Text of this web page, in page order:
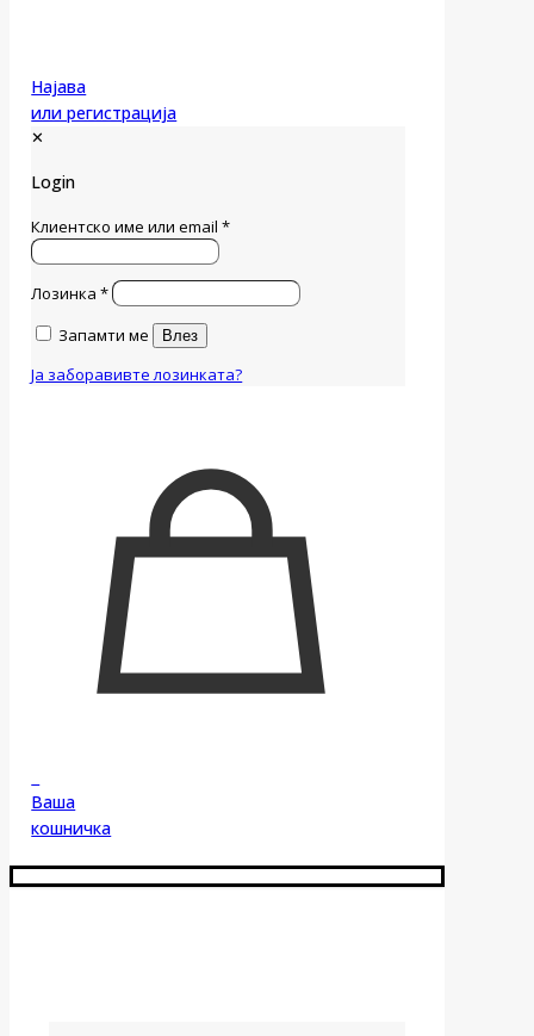
Најава
или регистрација
✕
Login
Клиентско име или email*
Лозинка*
Запамти ме
Влез
Ја заборавивте лозинката?
Ваша
кошничка